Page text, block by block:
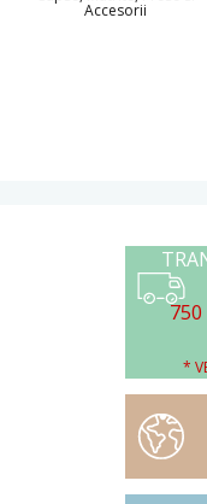
Accesorii
750
*